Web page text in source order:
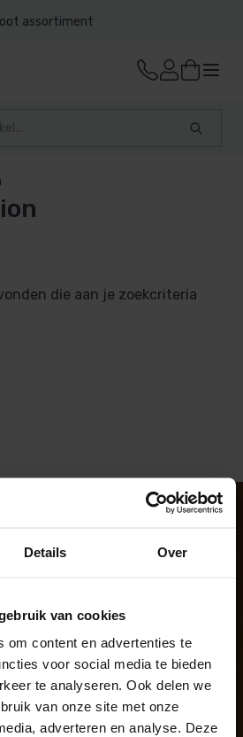
Details Over
van cookies
om content en advertenties te
voor social media te bieden
te analyseren. Ook delen we
van onze site met onze
adverteren en analyse. Deze
assortiment
die aan je zoekcriteria